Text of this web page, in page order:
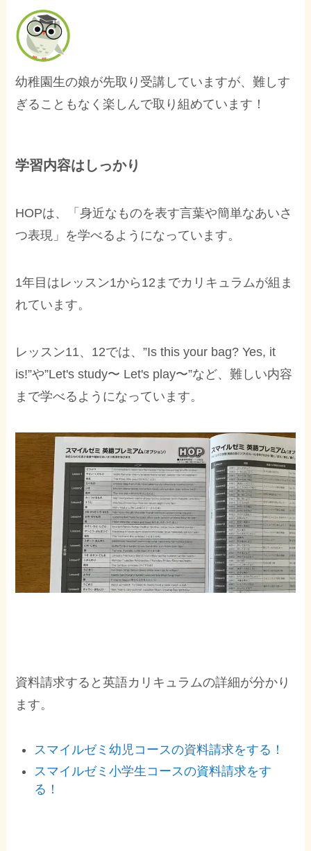
幼稚園生の娘が先取り受講していますが、難しす
ぎることもなく楽しんで取り組めています！
学習内容はしっかり
HOPは、「身近なものを表す言葉や簡単なあいさ
つ表現」を学べるようになっています。
1年目はレッスン1から12までカリキュラムが組ま
れています。
レッスン11、12では、”Is this your bag? Yes, it
is!”や”Let's study〜 Let's play〜”など、難しい内容
まで学べるようになっています。
資料請求すると英語カリキュラムの詳細が分かり
ます。
スマイルゼミ幼児コースの資料請求をする！
スマイルゼミ小学生コースの資料請求をす
る！